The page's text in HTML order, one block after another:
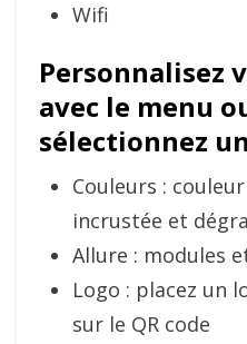
Wifi
Personnalisez
avec le menu
sélectionnez
Couleurs :
incrustée et
Allure : modules
Logo : placez un
sur le QR code